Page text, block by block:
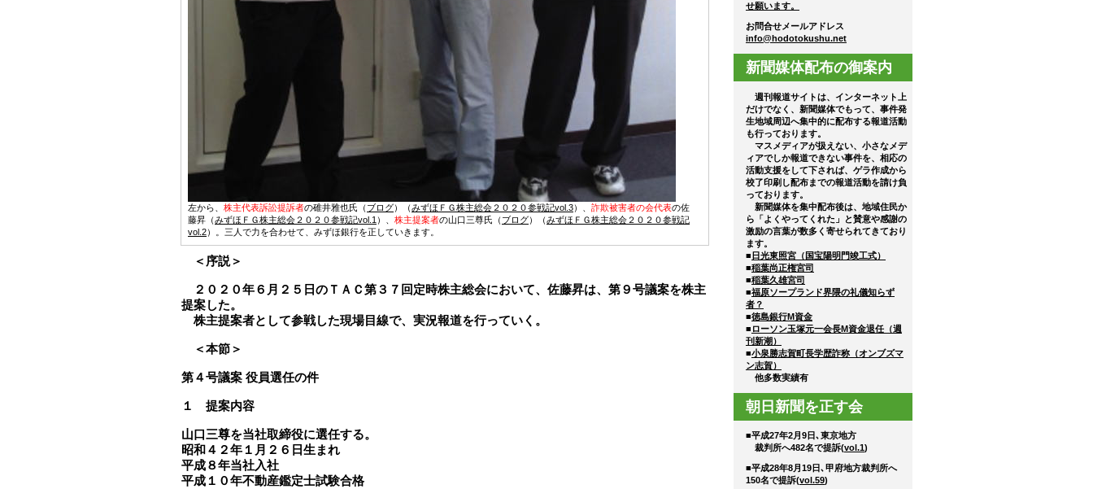
左から、 株主代表訴訟提訴者の碓井雅也氏（ブログ）（みずほＦＧ株主総会２０２０参戦記vol.3）、 詐欺被害者の会代表の佐
藤昇（みずほＦＧ株主総会２０２０参戦記vol.1 ）、 株主提案者の山口三尊氏（ブログ）（みずほＦＧ株主総会２０２０参戦記
vol.2）。三人で力を合わせて、みずほ銀行を正していきます。
＜序説＞
２０２０年６月２５日のＴＡＣ第３７回定時株主総会において、佐藤昇は、第９号議案を株主
提案した。
株主提案者として参戦した現場目線で、実況報道を行っていく。
＜本節＞
第４号議案 役員選任の件
１ 提案内容
山口三尊を当社取締役に選任する。
昭和４２年１月２６日生まれ
平成８年当社入社
平成１０年不動産鑑定士試験合格
せ願います。
お問合せメールアドレス
info@hodotokushu.net
新聞媒体配布の御案内
週刊報道サイトは、インターネット上
だけでなく、新聞媒体でもって、事件発
生地域周辺へ集中的に配布する報道活動
も行っております。
マスメディアが扱えない、小さなメデ
ィアでしか報道できない事件を、相応の
活動支援をして下されば、ゲラ作成から
校了印刷し配布までの報道活動を請け負
っております。
新聞媒体を集中配布後は、地域住民か
ら「よくやってくれた」と賛意や感謝の
激励の言葉が数多く寄せられてきており
ます。
■ 日光東照宮（国宝陽明門竣工式）
■稲葉尚正権宮司
■稲葉久雄宮司
■福原ソープランド界隈の礼儀知らず
者？
■徳島銀行М資金
■ ローソン玉塚元一会長М資金退任（週
刊新潮）
■小泉勝志賀町長学歴詐称（オンブズマ
ン志賀）
他多数実績有
朝日新聞を正す会
■平成27年2月9日､東京地方
裁判所へ482名で提訴(vol.1)
■平成28年8月19日､甲府地方裁判所へ
150名で提訴(vol.59)